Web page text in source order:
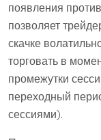
появления
позволяет
скачке
торговать в
промежутки
переходный
сессиями).